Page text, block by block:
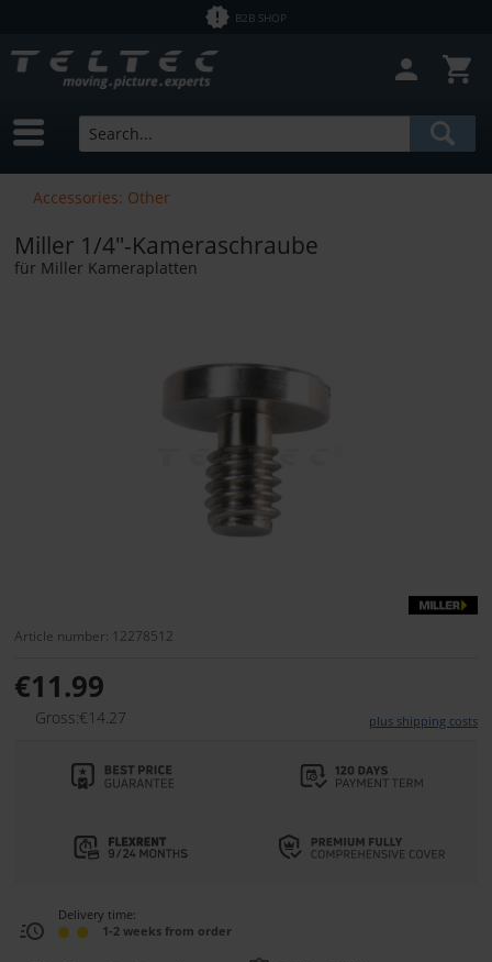
B2B SHOP
Accessories: Other
Miller 1/4"-Kameraschraube
für Miller Kameraplatten
Article number: 12278512
€11.99
Gross:€14.27 plus shipping costs
Delivery time:
1-2 weeks from order